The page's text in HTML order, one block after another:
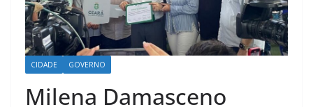
CIDADE GOVERNO
Milena Damasceno